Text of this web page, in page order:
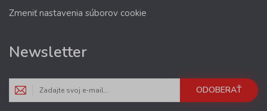
Zmeniť nastavenia súborov cookie
Newsletter
ODOBERAŤ